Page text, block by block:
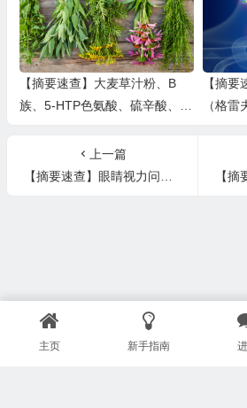
【摘要速查】大麦草汁粉、B
族、5-HTP色氨酸、硫辛酸、黄
【摘
（格雷
上一篇
【摘要速查】眼睛视力问题（眼睛浮肿、视网膜病变、麦粒肿（针眼、睑腺炎）、弱视和夜盲症）
【摘要速查】孩
主页 新手指南